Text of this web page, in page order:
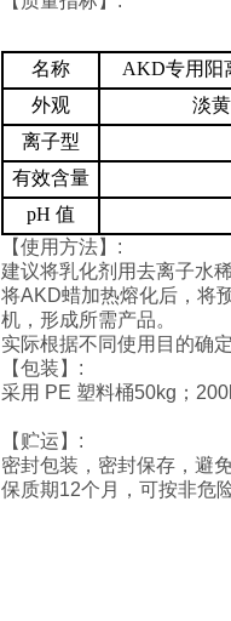
名称 AKD专用阳
外观
淡
离子型
有效含量
pH 值
【使用方法】:
建议将乳化剂用去离子水
将AKD蜡加热熔化后，将
机，形成所需产品。
实际根据不同使用目的确
【包装】:
采用 PE 塑料桶50kg；
【贮运】:
密封包装，密封保存，避
保质期12个月，可按非危